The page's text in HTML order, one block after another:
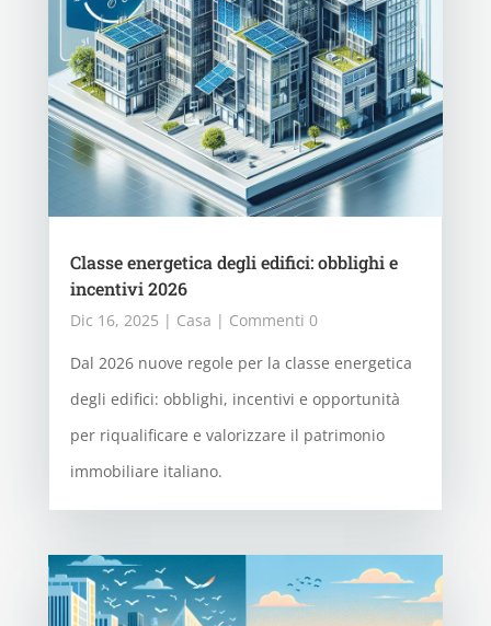
Classe energetica degli edifici: obblighi e
incentivi 2026
Dic 16, 2025 | Casa | Commenti 0
Dal 2026 nuove regole per la classe energetica
degli edifici: obblighi, incentivi e opportunità
per riqualificare e valorizzare il patrimonio
immobiliare italiano.